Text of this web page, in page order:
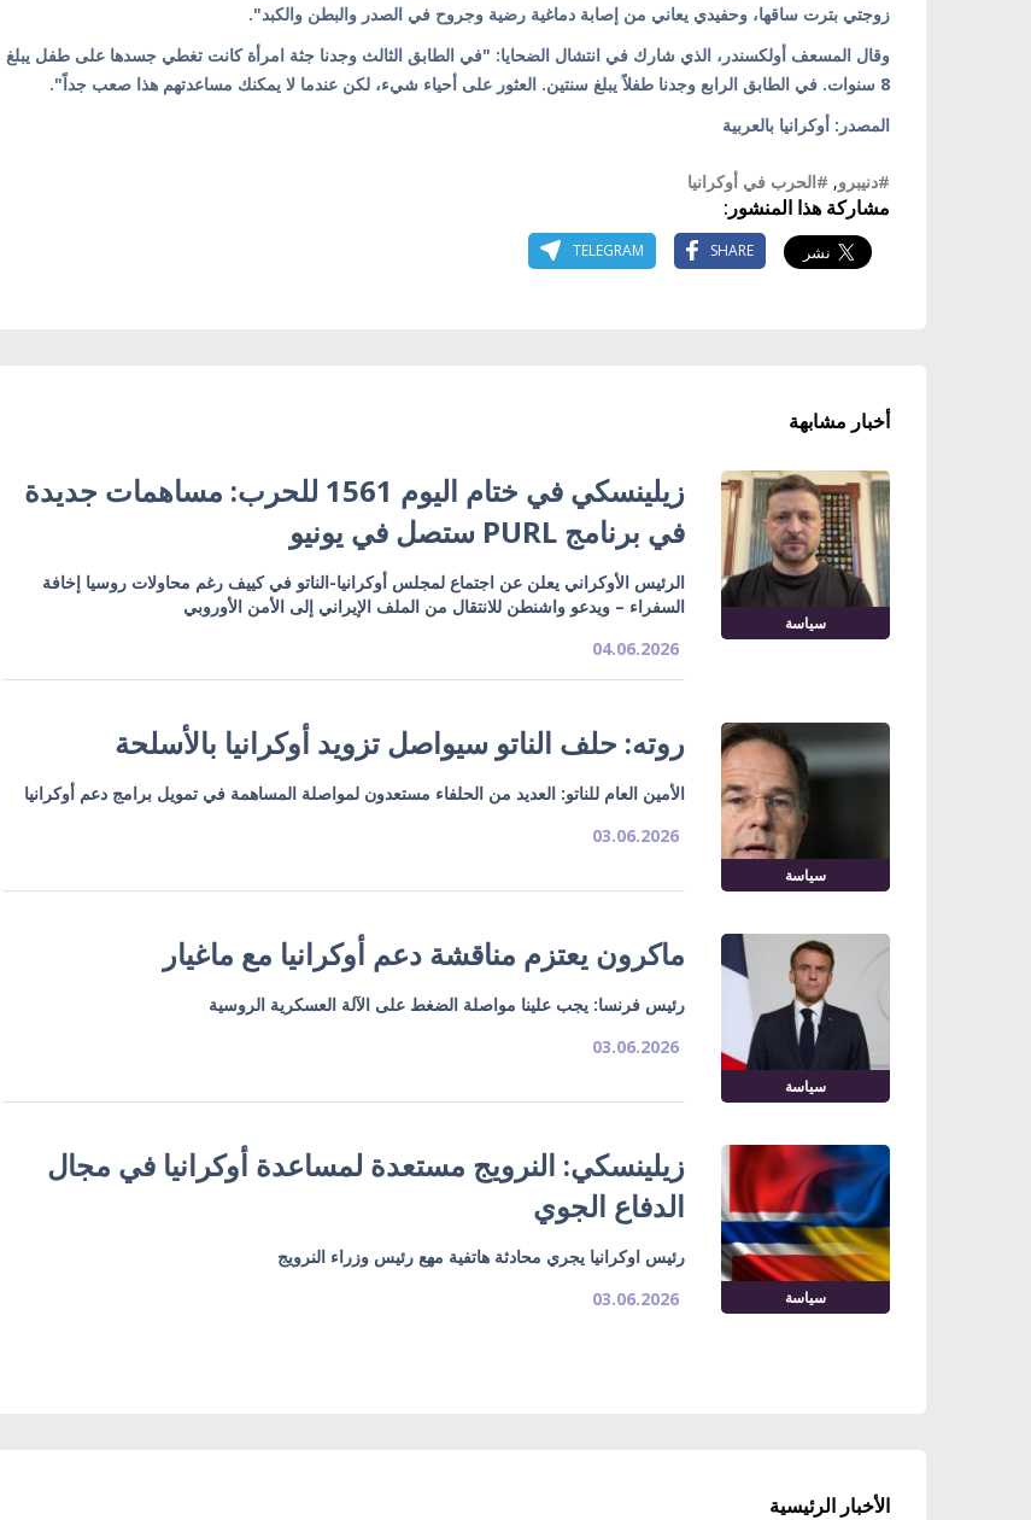
زوجتي بترت ساقها، وحفيدي يعاني من إصابة دماغية رضية وجروح في الصدر والبطن والكبد".
وقال المسعف أولكسندر، الذي شارك في انتشال الضحايا: "في الطابق الثالث وجدنا جثة امرأة كانت تغطي جسدها على طفل يبلغ
8 سنوات. في الطابق الرابع وجدنا طفلاً يبلغ سنتين. العثور على أحياء شيء، لكن عندما لا يمكنك مساعدتهم هذا صعب جداً".
المصدر: أوكرانيا بالعربية
#دنيبرو, #الحرب في أوكرانيا
مشاركة هذا المنشور:
SHARE
TELEGRAM
أخبار مشابهة
سياسة
زيلينسكي في ختام اليوم 1561 للحرب: مساهمات جديدة
في برنامج PURL ستصل في يونيو
الرئيس الأوكراني يعلن عن اجتماع لمجلس أوكرانيا-الناتو في كييف رغم محاولات روسيا إخافة
السفراء – ويدعو واشنطن للانتقال من الملف الإيراني إلى الأمن الأوروبي
04.06.2026
سياسة
روته: حلف الناتو سيواصل تزويد أوكرانيا بالأسلحة
الأمين العام للناتو: العديد من الحلفاء مستعدون لمواصلة المساهمة في تمويل برامج دعم أوكرانيا
03.06.2026
سياسة
ماكرون يعتزم مناقشة دعم أوكرانيا مع ماغيار
رئيس فرنسا: يجب علينا مواصلة الضغط على الآلة العسكرية الروسية
03.06.2026
سياسة
زيلينسكي: النرويج مستعدة لمساعدة أوكرانيا في مجال
الدفاع الجوي
رئيس اوكرانيا يجري محادثة هاتفية مهع رئيس وزراء النرويج
03.06.2026
الأخبار الرئيسية